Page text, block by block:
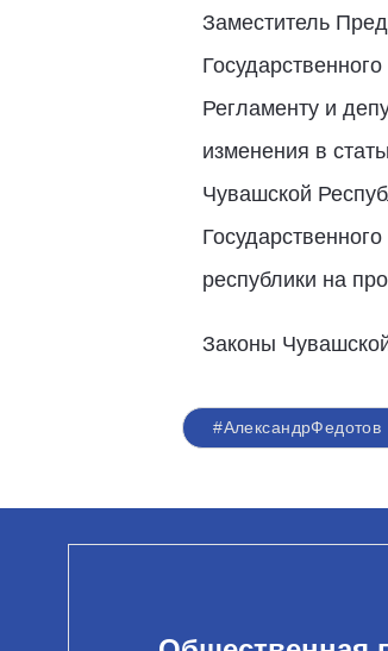
Заместитель
Регламенту и
изменения в
Чувашской
республики на
Законы
#АлександрФедотов